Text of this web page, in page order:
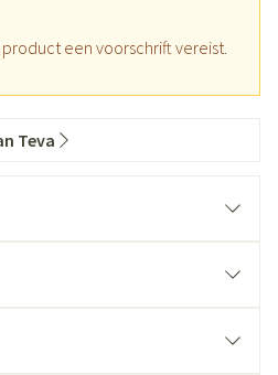
een voorschrift vereist.
Teva